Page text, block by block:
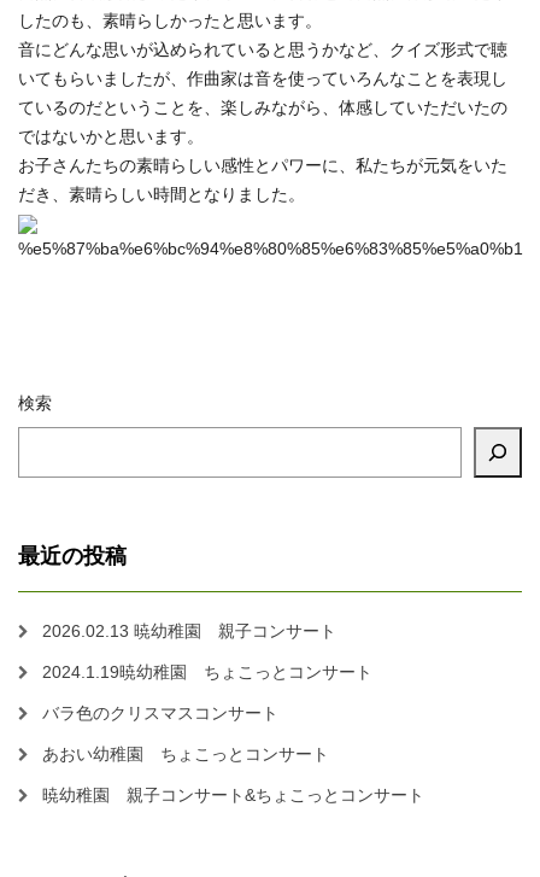
したのも、素晴らしかったと思います。
音にどんな思いが込められていると思うかなど、クイズ形式で聴
いてもらいましたが、作曲家は音を使っていろんなことを表現し
ているのだということを、楽しみながら、体感していただいたの
ではないかと思います。
お子さんたちの素晴らしい感性とパワーに、私たちが元気をいた
だき、素晴らしい時間となりました。
検索
最近の投稿
2026.02.13 暁幼稚園 親子コンサート
2024.1.19暁幼稚園 ちょこっとコンサート
バラ色のクリスマスコンサート
あおい幼稚園 ちょこっとコンサート
暁幼稚園 親子コンサート&ちょこっとコンサート